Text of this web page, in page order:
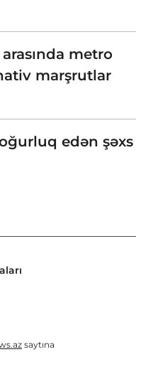
metro
marşrutlar
edən şəxs
saytına